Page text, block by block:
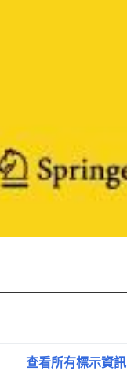
查看所有標示資訊